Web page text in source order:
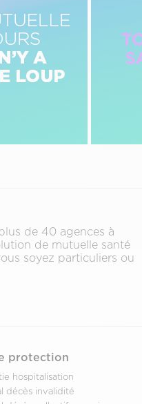
de 40 agences à
de mutuelle santé
soyez particuliers ou
protection
hospitalisation
décès invalidité